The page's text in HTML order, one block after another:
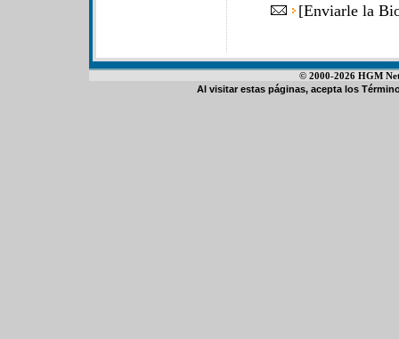
[Enviarle la
© 2000-2026 HGM
Al visitar estas páginas, acepta los